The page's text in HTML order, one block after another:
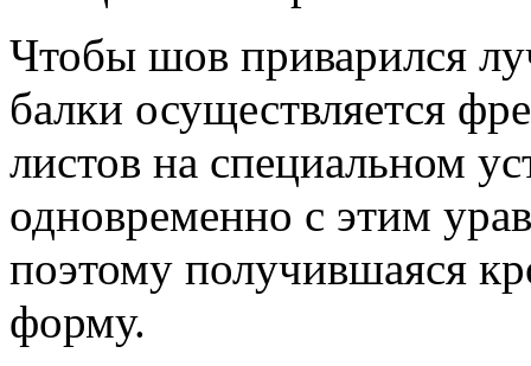
Чтобы шов приварился
балки осуществляется
листов на специальном
одновременно с этим
поэтому получившаяся
форму.